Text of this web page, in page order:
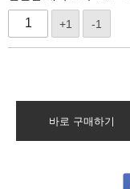
+1 -1
바로 구매하기